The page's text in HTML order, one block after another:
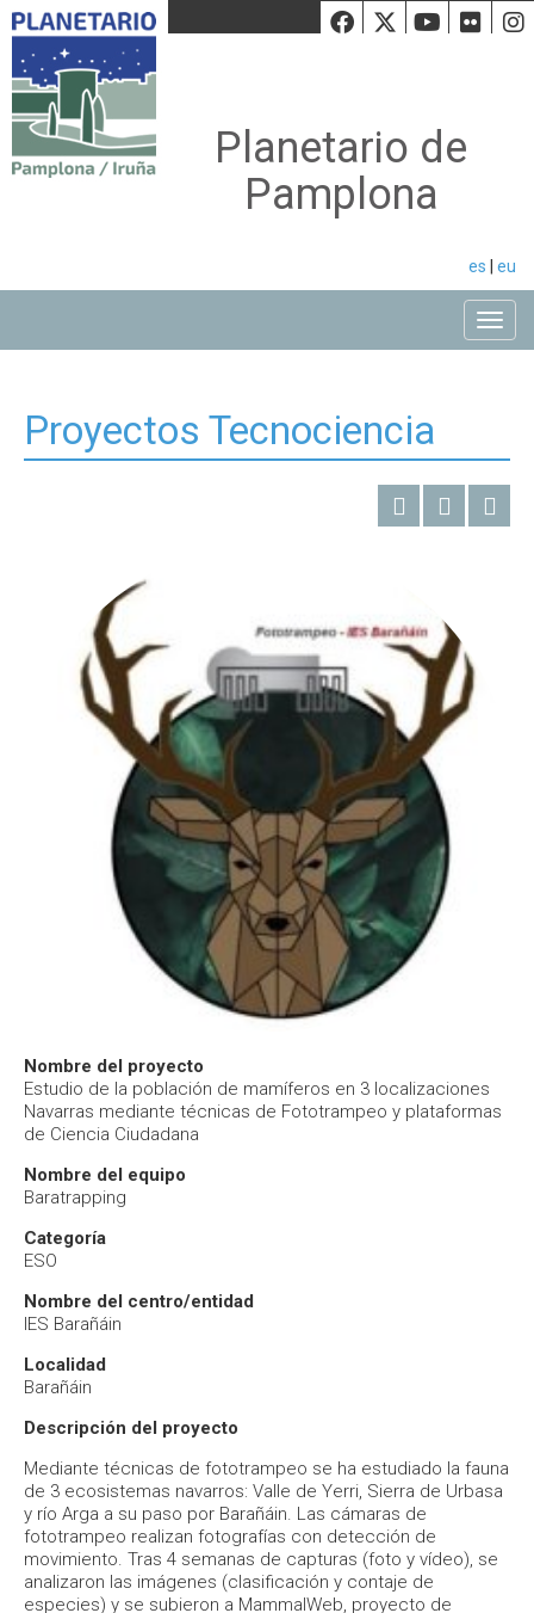
Facebook
Twiiter
Planetario de
Pamplona
es eu
Proyectos Tecnociencia
Nombre del proyecto
Estudio de la población de mamíferos en 3 localizaciones
Navarras mediante técnicas de Fototrampeo y plataformas
de Ciencia Ciudadana
Nombre del equipo
Baratrapping
Categoría
ESO
Nombre del centro/entidad
IES Barañáin
Localidad
Barañáin
Descripción del proyecto
Mediante técnicas de fototrampeo se ha estudiado la fauna
de 3 ecosistemas navarros: Valle de Yerri, Sierra de Urbasa
y río Arga a su paso por Barañáin. Las cámaras de
fototrampeo realizan fotografías con detección de
movimiento. Tras 4 semanas de capturas (foto y vídeo), se
analizaron las imágenes (clasificación y contaje de
especies) y se subieron a MammalWeb, proyecto de